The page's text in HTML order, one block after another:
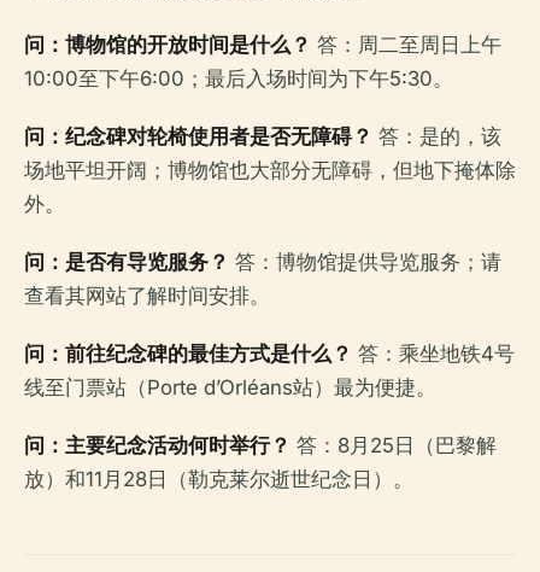
问：博物馆的开放时间是什么？ 答：周二至周日上午
10:00至下午6:00；最后入场时间为下午5:30。
问：纪念碑对轮椅使用者是否无障碍？ 答：是的，该
场地平坦开阔；博物馆也大部分无障碍，但地下掩体除
外。
问：是否有导览服务？ 答：博物馆提供导览服务；请
查看其网站了解时间安排。
问：前往纪念碑的最佳方式是什么？ 答：乘坐地铁4号
线至门票站（Porte d’Orléans站）最为便捷。
问：主要纪念活动何时举行？ 答：8月25日（巴黎解
放）和11月28日（勒克莱尔逝世纪念日）。